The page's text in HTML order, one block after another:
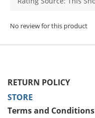
No review for this product
RETURN POLICY
STORE
Terms and Conditions